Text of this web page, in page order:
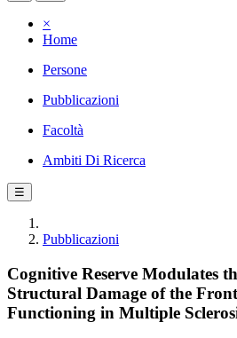
×
Home
Persone
Pubblicazioni
Facoltà
Ambiti Di Ricerca
☰
Pubblicazioni
Cognitive Reserve Modulates
Structural Damage of the
Functioning in Multiple